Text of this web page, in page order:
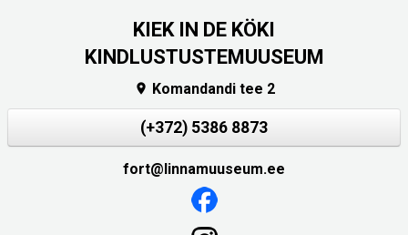
KIEK IN DE KÖKI
KINDLUSTUSTEMUUSEUM
 Komandandi tee 2
(+372) 5386 8873
fort@linnamuuseum.ee